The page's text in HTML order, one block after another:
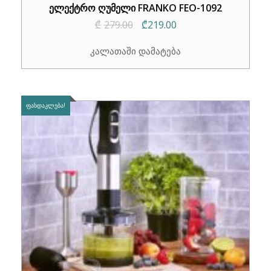
ელექტრო ღუმელი FRANKO FEO-1092
₾ 279.00
Original
was:
₾219.00Current
is:
კალათაში დამატება
ᲤᲐᲡᲓᲐᲙᲚᲔᲑᲐ!